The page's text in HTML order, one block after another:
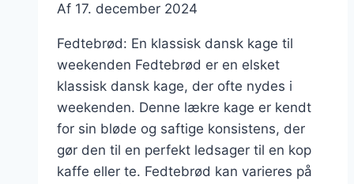
Af 17. december 2024
Fedtebrød: En klassisk dansk kage til
weekenden Fedtebrød er en elsket
klassisk dansk kage, der ofte nydes i
weekenden. Denne lækre kage er kendt
for sin bløde og saftige konsistens, der
gør den til en perfekt ledsager til en kop
kaffe eller te. Fedtebrød kan varieres på